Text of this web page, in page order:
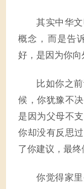
其实中华
概念，而是告
好，是因为你向
比如你之
候，你犹豫不
是因为父母不
你却没有反思
了你建议，最
你觉得家